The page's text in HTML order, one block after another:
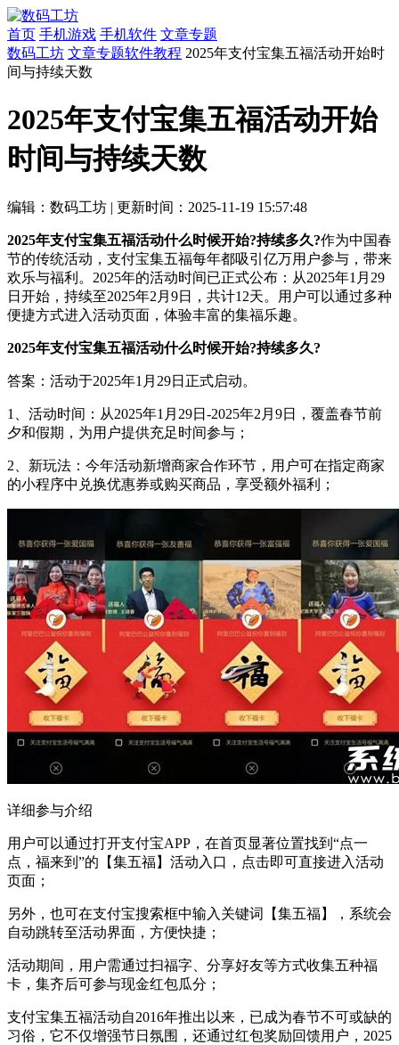
首页 手机游戏 手机软件 文章专题
数码工坊 文章专题软件教程 2025年支付宝集五福活动开始时
间与持续天数
2025年支付宝集五福活动开始
时间与持续天数
编辑：数码工坊 | 更新时间：2025-11-19 15:57:48
2025年支付宝集五福活动什么时候开始?持续多久?作为中国春
节的传统活动，支付宝集五福每年都吸引亿万用户参与，带来
欢乐与福利。2025年的活动时间已正式公布：从2025年1月29
日开始，持续至2025年2月9日，共计12天。用户可以通过多种
便捷方式进入活动页面，体验丰富的集福乐趣。
2025年支付宝集五福活动什么时候开始?持续多久?
答案：活动于2025年1月29日正式启动。
1、活动时间：从2025年1月29日-2025年2月9日，覆盖春节前
夕和假期，为用户提供充足时间参与；
2、新玩法：今年活动新增商家合作环节，用户可在指定商家
的小程序中兑换优惠券或购买商品，享受额外福利；
详细参与介绍
用户可以通过打开支付宝APP，在首页显著位置找到“点一
点，福来到”的【集五福】活动入口，点击即可直接进入活动
页面；
另外，也可在支付宝搜索框中输入关键词【集五福】，系统会
自动跳转至活动界面，方便快捷；
活动期间，用户需通过扫福字、分享好友等方式收集五种福
卡，集齐后可参与现金红包瓜分；
支付宝集五福活动自2016年推出以来，已成为春节不可或缺的
习俗，它不仅增强节日氛围，还通过红包奖励回馈用户，2025